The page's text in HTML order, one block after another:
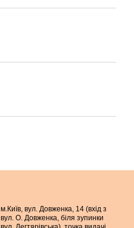
м.Київ, вул. Довженка, 14 (вхід з
вул. О. Довженка, біля зупинки